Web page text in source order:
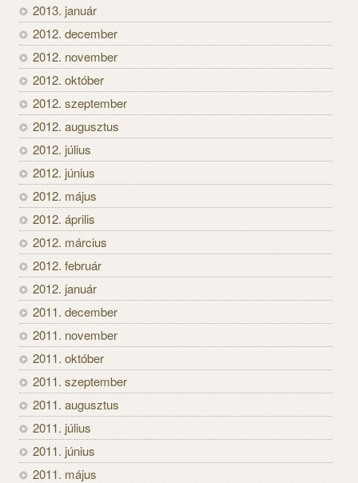
2013. január
2012. december
2012. november
2012. október
2012. szeptember
2012. augusztus
2012. július
2012. június
2012. május
2012. április
2012. március
2012. február
2012. január
2011. december
2011. november
2011. október
2011. szeptember
2011. augusztus
2011. július
2011. június
2011. május